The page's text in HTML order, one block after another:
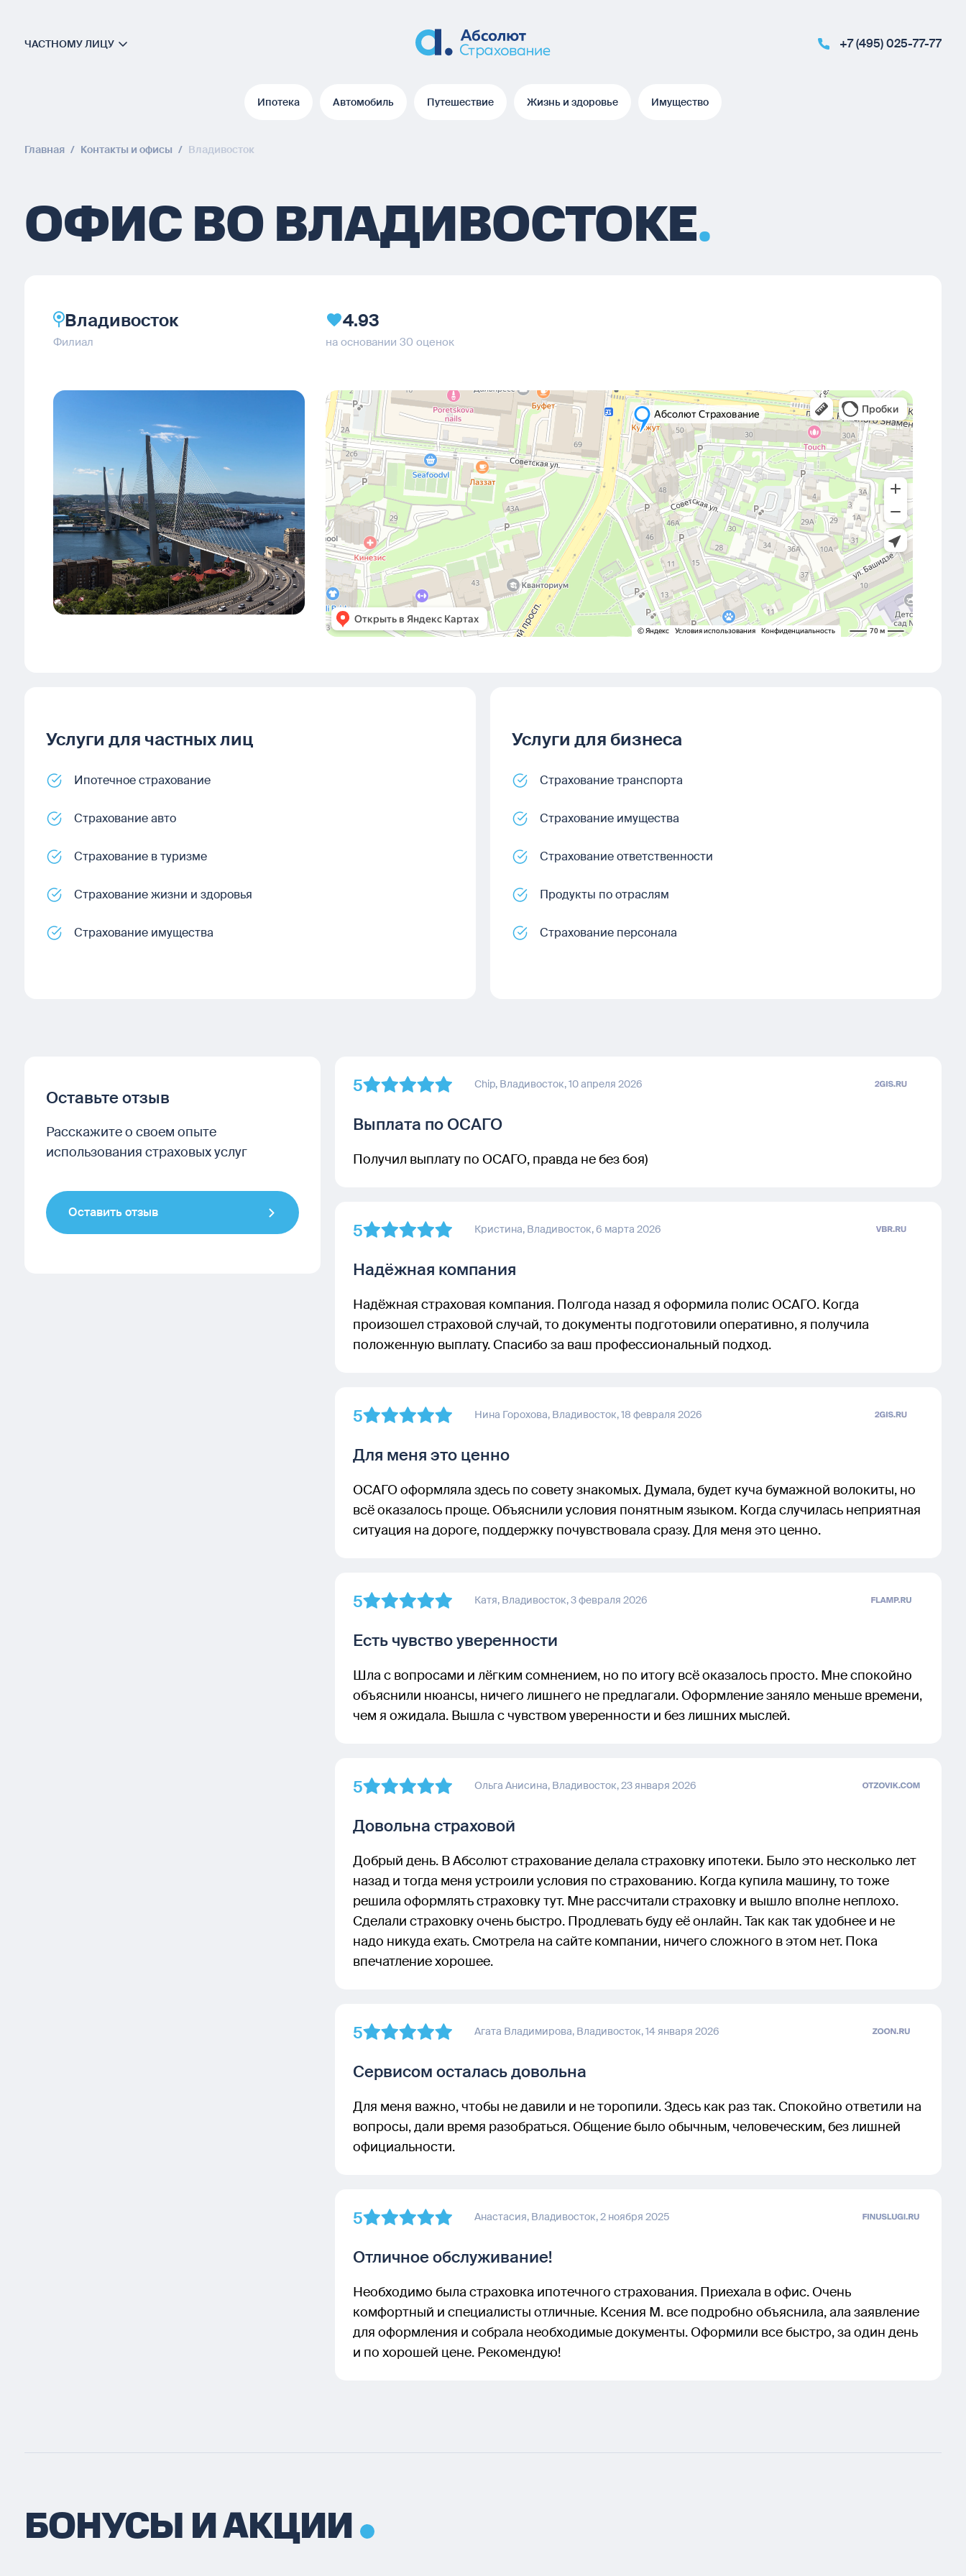
ЧАСТНОМУ ЛИЦУ +7 (495) 025-77-77
Ипотека Автомобиль Путешествие Жизнь и здоровье Имущество
Главная / Контакты и офисы / Владивосток
ОФИС ВО ВЛАДИВОСТОКЕ
Владивосток
Филиал
4.93
на основании 30 оценок
Услуги для частных лиц
Ипотечное страхование
Страхование авто
Страхование в туризме
Страхование жизни и здоровья
Страхование имущества
Услуги для бизнеса
Страхование транспорта
Страхование имущества
Страхование ответственности
Продукты по отраслям
Страхование персонала
Оставьте отзыв
Расскажите о своем опыте
использования страховых услуг
Оставить отзыв
5 Chip, Владивосток,10 апреля 2026
Выплата по ОСАГО
Получил выплату по ОСАГО, правда не без боя)
5 Кристина, Владивосток,6 марта 2026
Надёжная компания
Надёжная страховая компания. Полгода назад я оформила полис ОСАГО. Когда
произошел страховой случай, то документы подготовили оперативно, я получила
положенную выплату. Спасибо за ваш профессиональный подход.
5 Нина Горохова, Владивосток,18 февраля 2026
Для меня это ценно
ОСАГО оформляла здесь по совету знакомых. Думала, будет куча бумажной волокиты, но
всё оказалось проще. Объяснили условия понятным языком. Когда случилась неприятная
ситуация на дороге, поддержку почувствовала сразу. Для меня это ценно.
5 Катя, Владивосток,3 февраля 2026
Есть чувство уверенности
Шла с вопросами и лёгким сомнением, но по итогу всё оказалось просто. Мне спокойно
объяснили нюансы, ничего лишнего не предлагали. Оформление заняло меньше времени,
чем я ожидала. Вышла с чувством уверенности и без лишних мыслей.
5 Ольга Анисина, Владивосток,23 января 2026
Довольна страховой
Добрый день. В Абсолют страхование делала страховку ипотеки. Было это несколько лет
назад и тогда меня устроили условия по страхованию. Когда купила машину, то тоже
решила оформлять страховку тут. Мне рассчитали страховку и вышло вполне неплохо.
Сделали страховку очень быстро. Продлевать буду её онлайн. Так как так удобнее и не
надо никуда ехать. Смотрела на сайте компании, ничего сложного в этом нет. Пока
впечатление хорошее.
5 Агата Владимирова, Владивосток,14 января 2026
Сервисом осталась довольна
Для меня важно, чтобы не давили и не торопили. Здесь как раз так. Спокойно ответили на
вопросы, дали время разобраться. Общение было обычным, человеческим, без лишней
официальности.
5 Анастасия, Владивосток,2 ноября 2025
Отличное обслуживание!
Необходимо была страховка ипотечного страхования. Приехала в офис. Очень
комфортный и специалисты отличные. Ксения М. все подробно объяснила, ала заявление
для оформления и собрала необходимые документы. Оформили все быстро, за один день
и по хорошей цене. Рекомендую!
БОНУСЫ И АКЦИИ